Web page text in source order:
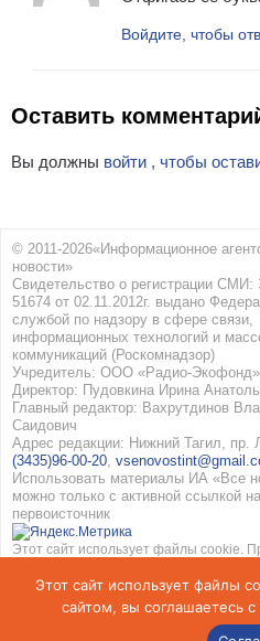
Войдите, чтобы
Оставить
Вы должны войти , чтобы
© 2011-2026«Информационное
новости»
Свидетельство о регистрации
51674 от 02.11.2012г. выдано
службой по надзору в сфере связи,
информационных технологий и
коммуникаций (Роскомнадзор)
Учредитель: ООО «Радио-Экофонд»
Директор: Пудовкина Ирина
Главный редактор: Вахрутдинов
Саидович
Адрес редакции: Нижний Тагил, пр.
(3435)96-00-20,
Использовать материалы ИА «Все
можно только с активной ссылкой на
первоисточник
Этот сайт использует файлы cookie.
использованием cookie. Подробнее в
конфиденциальностииСоглашение
персональных данных
Этот сайт использует файлы
сайтом, вы соглашаетесь